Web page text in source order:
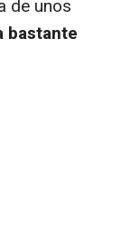
de unos
bastante